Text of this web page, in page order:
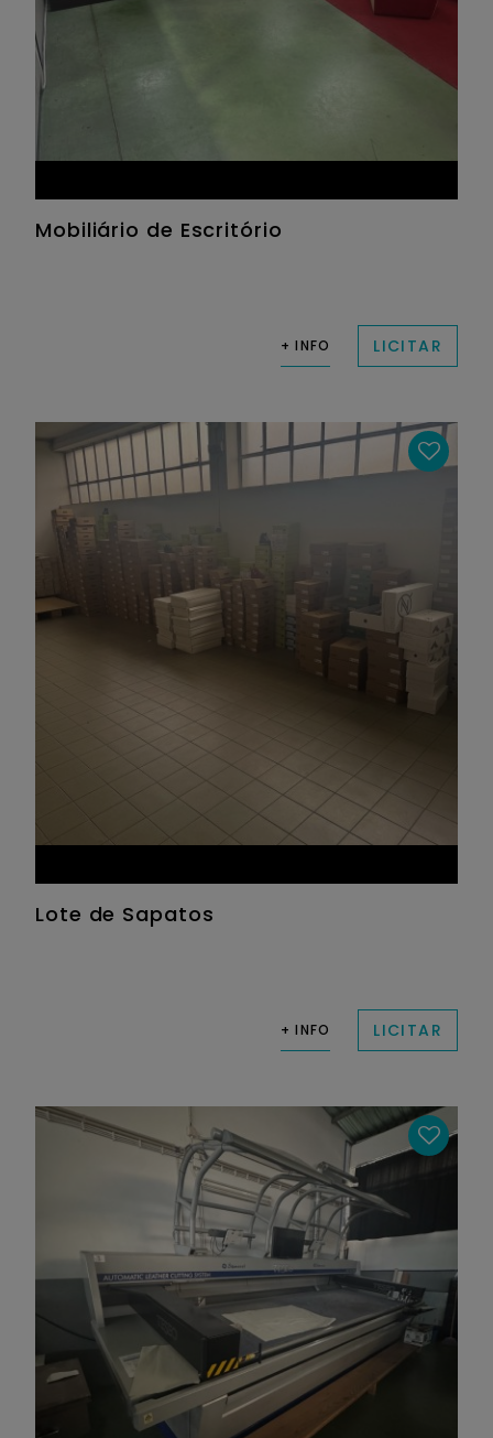
Mobiliário de Escritório
+ INFO LICITAR
Lote de Sapatos
+ INFO LICITAR